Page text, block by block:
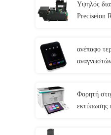
Υψηλός
Preciseion
ανέπαφο
Φορητή
εκτύπωσης